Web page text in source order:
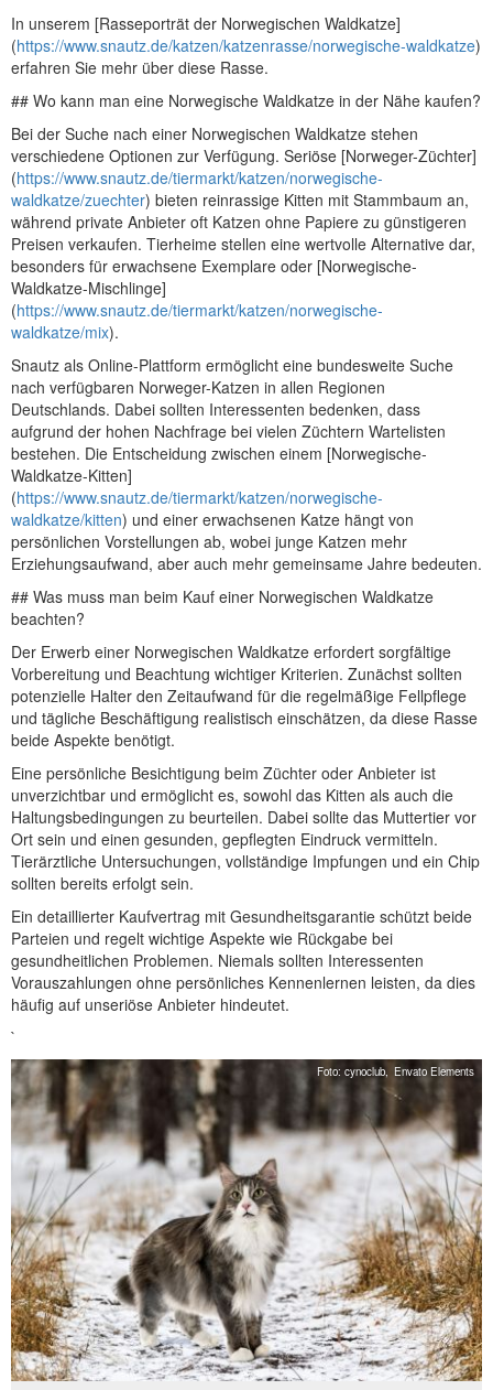
In unserem [Rasseporträt der Norwegischen Waldkatze]
(https://www.snautz.de/katzen/katzenrasse/norwegische-waldkatze)
erfahren Sie mehr über diese Rasse.
## Wo kann man eine Norwegische Waldkatze in der Nähe kaufen?
Bei der Suche nach einer Norwegischen Waldkatze stehen
verschiedene Optionen zur Verfügung. Seriöse [Norweger-Züchter]
(https://www.snautz.de/tiermarkt/katzen/norwegische-
waldkatze/zuechter) bieten reinrassige Kitten mit Stammbaum an,
während private Anbieter oft Katzen ohne Papiere zu günstigeren
Preisen verkaufen. Tierheime stellen eine wertvolle Alternative dar,
besonders für erwachsene Exemplare oder [Norwegische-
Waldkatze-Mischlinge]
(https://www.snautz.de/tiermarkt/katzen/norwegische-
waldkatze/mix).
Snautz als Online-Plattform ermöglicht eine bundesweite Suche
nach verfügbaren Norweger-Katzen in allen Regionen
Deutschlands. Dabei sollten Interessenten bedenken, dass
aufgrund der hohen Nachfrage bei vielen Züchtern Wartelisten
bestehen. Die Entscheidung zwischen einem [Norwegische-
Waldkatze-Kitten]
(https://www.snautz.de/tiermarkt/katzen/norwegische-
waldkatze/kitten) und einer erwachsenen Katze hängt von
persönlichen Vorstellungen ab, wobei junge Katzen mehr
Erziehungsaufwand, aber auch mehr gemeinsame Jahre bedeuten.
## Was muss man beim Kauf einer Norwegischen Waldkatze
beachten?
Der Erwerb einer Norwegischen Waldkatze erfordert sorgfältige
Vorbereitung und Beachtung wichtiger Kriterien. Zunächst sollten
potenzielle Halter den Zeitaufwand für die regelmäßige Fellpflege
und tägliche Beschäftigung realistisch einschätzen, da diese Rasse
beide Aspekte benötigt.
Eine persönliche Besichtigung beim Züchter oder Anbieter ist
unverzichtbar und ermöglicht es, sowohl das Kitten als auch die
Haltungsbedingungen zu beurteilen. Dabei sollte das Muttertier vor
Ort sein und einen gesunden, gepflegten Eindruck vermitteln.
Tierärztliche Untersuchungen, vollständige Impfungen und ein Chip
sollten bereits erfolgt sein.
Ein detaillierter Kaufvertrag mit Gesundheitsgarantie schützt beide
Parteien und regelt wichtige Aspekte wie Rückgabe bei
gesundheitlichen Problemen. Niemals sollten Interessenten
Vorauszahlungen ohne persönliches Kennenlernen leisten, da dies
häufig auf unseriöse Anbieter hindeutet.
`
Foto: cynoclub, Envato Elements